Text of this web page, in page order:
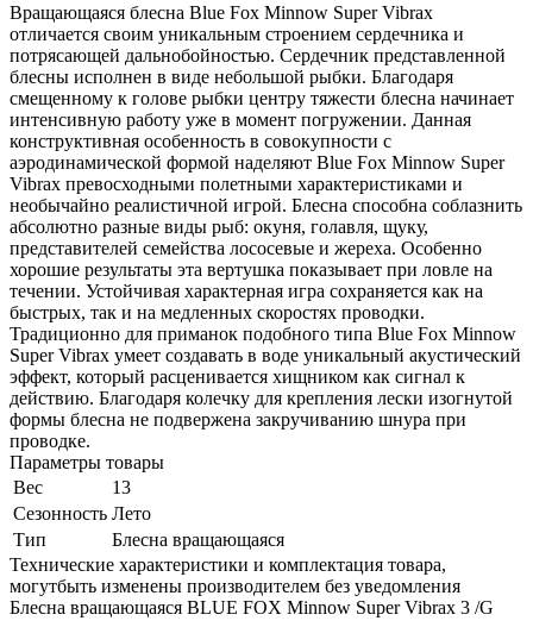
Вращающаяся блесна Blue Fox Minnow Super Vibrax
отличается своим уникальным строением сердечника и
потрясающей дальнобойностью. Сердечник представленной
блесны исполнен в виде небольшой рыбки. Благодаря
смещенному к голове рыбки центру тяжести блесна начинает
интенсивную работу уже в момент погружении. Данная
конструктивная особенность в совокупности с
аэродинамической формой наделяют Blue Fox Minnow Super
Vibrax превосходными полетными характеристиками и
необычайно реалистичной игрой. Блесна способна соблазнить
абсолютно разные виды рыб: окуня, голавля, щуку,
представителей семейства лососевые и жереха. Особенно
хорошие результаты эта вертушка показывает при ловле на
течении. Устойчивая характерная игра сохраняется как на
быстрых, так и на медленных скоростях проводки.
Традиционно для приманок подобного типа Blue Fox Minnow
Super Vibrax умеет создавать в воде уникальный акустический
эффект, который расценивается хищником как сигнал к
действию. Благодаря колечку для крепления лески изогнутой
формы блесна не подвержена закручиванию шнура при
проводке.
Параметры товары
Вес
13
Сезонность Лето
Тип
Блесна вращающаяся
Технические характеристики и комплектация товара,
могутбыть изменены производителем без уведомления
Блесна вращающаяся BLUE FOX Minnow Super Vibrax 3 /G